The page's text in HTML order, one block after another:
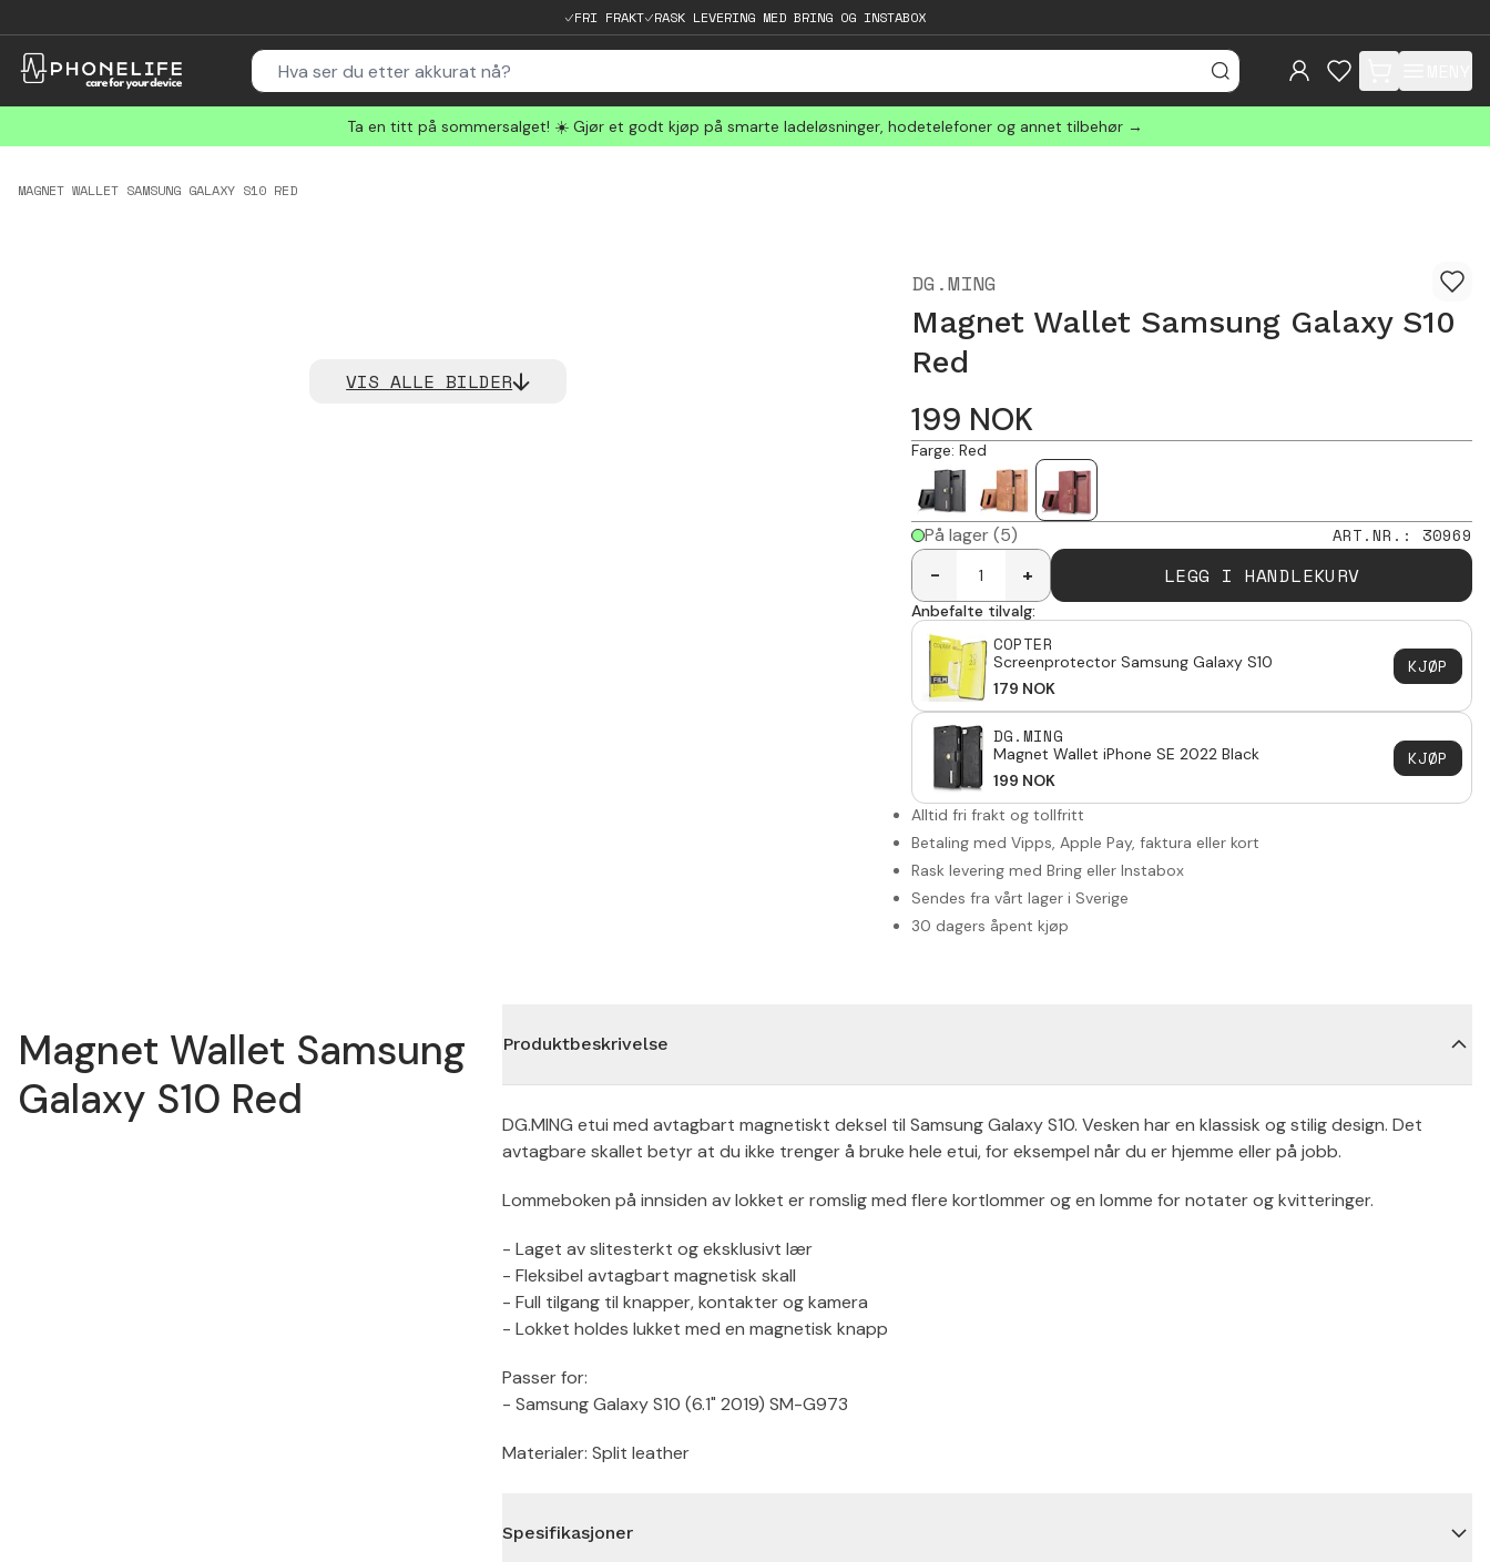
FRI FRAKT RASK LEVERING MED BRING OG INSTABOX
items in cart, view
Ta en titt på sommersalget! ☀️ Gjør et godt kjøp på smarte ladeløsninger, hodetelefoner og annet tilbehør →
MAGNET WALLET SAMSUNG GALAXY S10 RED
VIS ALLE BILDER
DG.MING
Magnet Wallet Samsung Galaxy S10
Red
199 NOK
Farge:Red
På lager (5) ART.NR. : 30969
-
+ LEGG I HANDLEKURV
Anbefalte tilvalg:
COPTER
Screenprotector Samsung Galaxy S10
179 NOK
KJØP
DG.MING
Magnet Wallet iPhone SE 2022 Black
199 NOK
KJØP
Alltid fri frakt og tollfritt
Betaling med Vipps, Apple Pay, faktura eller kort
Rask levering med Bring eller Instabox
Sendes fra vårt lager i Sverige
30 dagers åpent kjøp
Magnet Wallet Samsung
Galaxy S10 Red
Produktbeskrivelse
DG.MING etui med avtagbart magnetiskt deksel til Samsung Galaxy S10. Vesken har en klassisk og stilig design. Det
avtagbare skallet betyr at du ikke trenger å bruke hele etui, for eksempel når du er hjemme eller på jobb.
Lommeboken på innsiden av lokket er romslig med flere kortlommer og en lomme for notater og kvitteringer.
- Laget av slitesterkt og eksklusivt lær
- Fleksibel avtagbart magnetisk skall
- Full tilgang til knapper, kontakter og kamera
- Lokket holdes lukket med en magnetisk knapp
Passer for:
- Samsung Galaxy S10 (6.1" 2019) SM-G973
Materialer: Split leather
Spesifikasjoner